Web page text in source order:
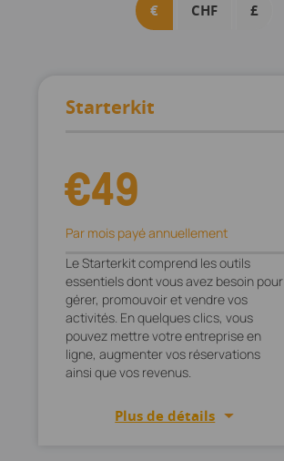
€ CHF £
Starterkit
€49
Par mois payé annuellement
Le Starterkit comprend les outils
essentiels dont vous avez besoin pour
gérer, promouvoir et vendre vos
activités. En quelques clics, vous
pouvez mettre votre entreprise en
ligne, augmenter vos réservations
ainsi que vos revenus.
Plus de détails